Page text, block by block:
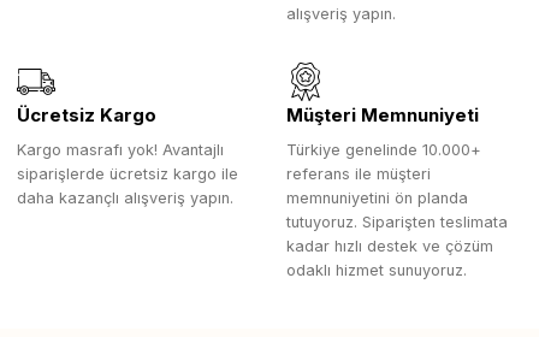
alışveriş yapın.
Ücretsiz Kargo
Kargo masrafı yok! Avantajlı
siparişlerde ücretsiz kargo ile
daha kazançlı alışveriş yapın.
Müşteri Memnuniyeti
Türkiye genelinde 10.000+
referans ile müşteri
memnuniyetini ön planda
tutuyoruz. Siparişten teslimata
kadar hızlı destek ve çözüm
odaklı hizmet sunuyoruz.